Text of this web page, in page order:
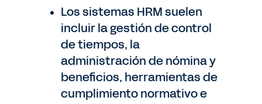
Los sistemas HRM suelen
incluir la gestión de control
de tiempos, la
administración de nómina y
beneficios, herramientas de
cumplimiento normativo e